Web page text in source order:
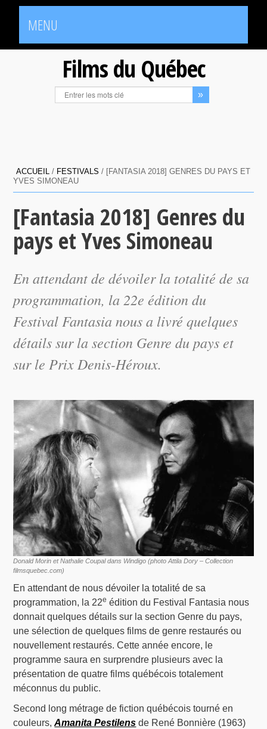
MENU
Films du Québec
ACCUEIL / FESTIVALS / [FANTASIA 2018] GENRES DU PAYS ET
YVES SIMONEAU
[Fantasia 2018] Genres du
pays et Yves Simoneau
En attendant de dévoiler la totalité de sa
programmation, la 22e édition du
Festival Fantasia nous a livré quelques
détails sur la section Genre du pays et
sur le Prix Denis-Héroux.
Donald Morin et Nathalie Coupal dans Windigo (photo Attila Dory – Collection
filmsquebec.com)
En attendant de nous dévoiler la totalité de sa
programmation, la 22e édition du Festival Fantasia nous
donnait quelques détails sur la section Genre du pays,
une sélection de quelques films de genre restaurés ou
nouvellement restaurés. Cette année encore, le
programme saura en surprendre plusieurs avec la
présentation de quatre films québécois totalement
méconnus du public.
Second long métrage de fiction québécois tourné en
couleurs,Amanita Pestilens de René Bonnière (1963)